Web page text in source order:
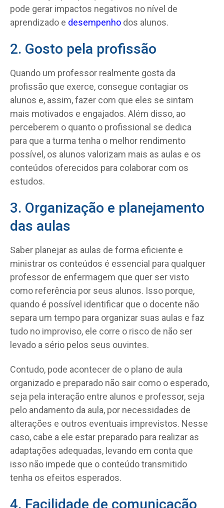
pode gerar impactos negativos no nível de
aprendizado e desempenho dos alunos.
2. Gosto pela profissão
Quando um professor realmente gosta da
profissão que exerce, consegue contagiar os
alunos e, assim, fazer com que eles se sintam
mais motivados e engajados. Além disso, ao
perceberem o quanto o profissional se dedica
para que a turma tenha o melhor rendimento
possível, os alunos valorizam mais as aulas e os
conteúdos oferecidos para colaborar com os
estudos.
3. Organização e planejamento
das aulas
Saber planejar as aulas de forma eficiente e
ministrar os conteúdos é essencial para qualquer
professor de enfermagem que quer ser visto
como referência por seus alunos. Isso porque,
quando é possível identificar que o docente não
separa um tempo para organizar suas aulas e faz
tudo no improviso, ele corre o risco de não ser
levado a sério pelos seus ouvintes.
Contudo, pode acontecer de o plano de aula
organizado e preparado não sair como o esperado,
seja pela interação entre alunos e professor, seja
pelo andamento da aula, por necessidades de
alterações e outros eventuais imprevistos. Nesse
caso, cabe a ele estar preparado para realizar as
adaptações adequadas, levando em conta que
isso não impede que o conteúdo transmitido
tenha os efeitos esperados.
4. Facilidade de comunicação